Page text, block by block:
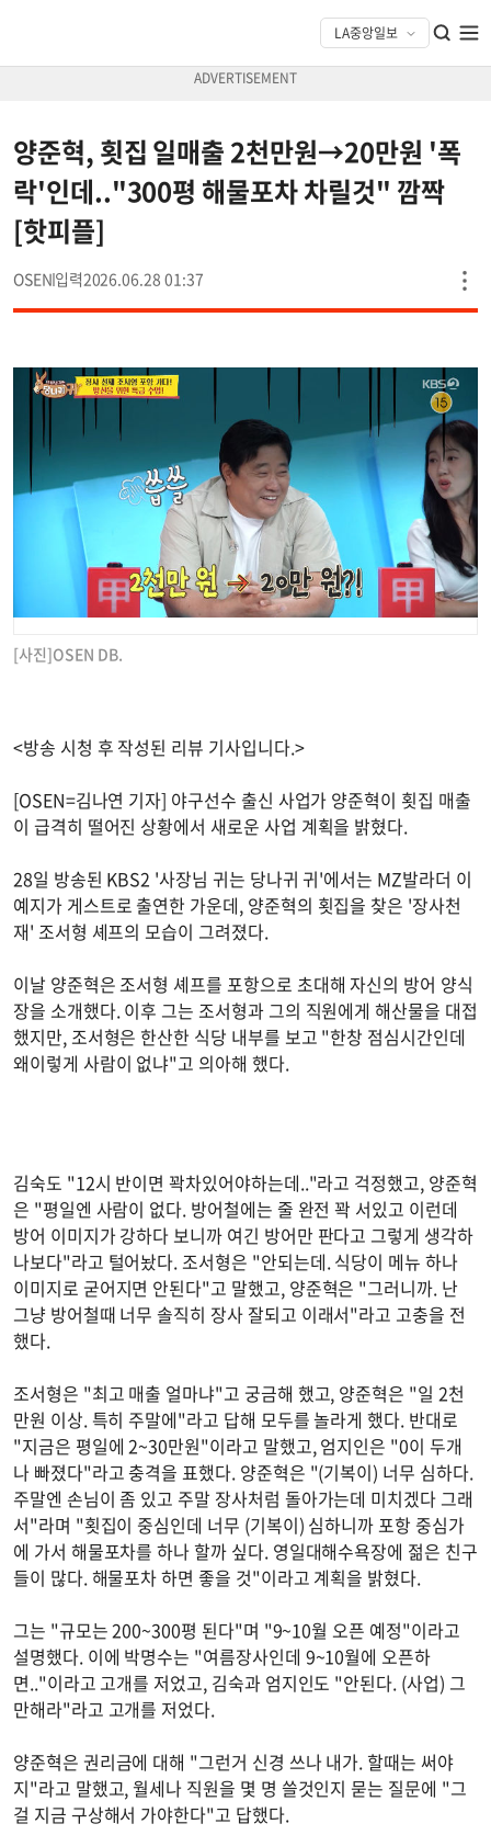
양준혁, 횟집 일매출 2천만원→20만원 '폭
락'인데.."300평 해물포차 차릴것" 깜짝
[핫피플]
OSEN 2026.06.28 01:37
[사진]OSEN DB.
<방송 시청 후 작성된 리뷰 기사입니다.>
[OSEN=김나연 기자] 야구선수 출신 사업가 양준혁이 횟집 매출
이 급격히 떨어진 상황에서 새로운 사업 계획을 밝혔다.
28일 방송된 KBS2 '사장님 귀는 당나귀 귀'에서는 MZ발라더 이
예지가 게스트로 출연한 가운데, 양준혁의 횟집을 찾은 '장사천
재' 조서형 셰프의 모습이 그려졌다.
이날 양준혁은 조서형 셰프를 포항으로 초대해 자신의 방어 양식
장을 소개했다. 이후 그는 조서형과 그의 직원에게 해산물을 대접
했지만, 조서형은 한산한 식당 내부를 보고 "한창 점심시간인데
왜이렇게 사람이 없냐"고 의아해 했다.
김숙도 "12시 반이면 꽉차있어야하는데.."라고 걱정했고, 양준혁
은 "평일엔 사람이 없다. 방어철에는 줄 완전 꽉 서있고 이런데
방어 이미지가 강하다 보니까 여긴 방어만 판다고 그렇게 생각하
나보다"라고 털어놨다. 조서형은 "안되는데. 식당이 메뉴 하나
이미지로 굳어지면 안된다"고 말했고, 양준혁은 "그러니까. 난
그냥 방어철때 너무 솔직히 장사 잘되고 이래서"라고 고충을 전
했다.
조서형은 "최고 매출 얼마냐"고 궁금해 했고, 양준혁은 "일 2천
만원 이상. 특히 주말에"라고 답해 모두를 놀라게 했다. 반대로
"지금은 평일에 2~30만원"이라고 말했고, 엄지인은 "0이 두개
나 빠졌다"라고 충격을 표했다. 양준혁은 "(기복이) 너무 심하다.
주말엔 손님이 좀 있고 주말 장사처럼 돌아가는데 미치겠다 그래
서"라며 "횟집이 중심인데 너무 (기복이) 심하니까 포항 중심가
에 가서 해물포차를 하나 할까 싶다. 영일대해수욕장에 젊은 친구
들이 많다. 해물포차 하면 좋을 것"이라고 계획을 밝혔다.
그는 "규모는 200~300평 된다"며 "9~10월 오픈 예정"이라고
설명했다. 이에 박명수는 "여름장사인데 9~10월에 오픈하
면.."이라고 고개를 저었고, 김숙과 엄지인도 "안된다. (사업) 그
만해라"라고 고개를 저었다.
양준혁은 권리금에 대해 "그런거 신경 쓰나 내가. 할때는 써야
지"라고 말했고, 월세나 직원을 몇 명 쓸것인지 묻는 질문에 "그
걸 지금 구상해서 가야한다"고 답했다.